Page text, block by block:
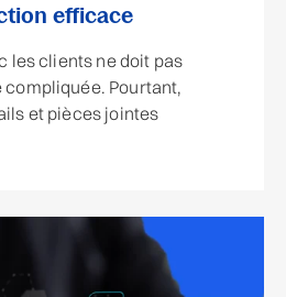
efficace
les clients ne doit pas
Pourtant,
et pièces jointes